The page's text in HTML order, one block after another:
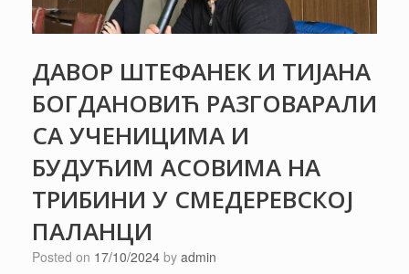
ДАВОР ШТЕФАНЕК И ТИЈАНА
БОГДАНОВИЋ РАЗГОВАРАЛИ
СА УЧЕНИЦИМА И
БУДУЋИМ АСОВИМА НА
ТРИБИНИ У СМЕДЕРЕВСКОЈ
ПАЛАНЦИ
Posted on 17/10/2024 by admin